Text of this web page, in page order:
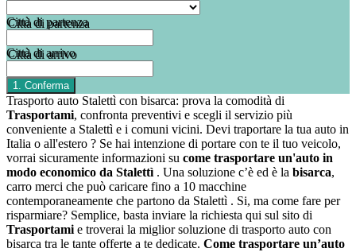
Città di partenza
Città di arrivo
Trasporto auto Stalettì con bisarca: prova la comodità di
Trasportami, confronta preventivi e scegli il servizio più
conveniente a Stalettì e i comuni vicini. Devi traportare la tua auto in
Italia o all'estero ? Se hai intenzione di portare con te il tuo veicolo,
vorrai sicuramente informazioni su come trasportare un'auto in
modo economico da Stalettì . Una soluzione c’è ed è la bisarca,
carro merci che può caricare fino a 10 macchine
contemporaneamente che partono da Stalettì . Si, ma come fare per
risparmiare? Semplice, basta inviare la richiesta qui sul sito di
Trasportami e troverai la miglior soluzione di trasporto auto con
bisarca tra le tante offerte a te dedicate. Come trasportare un’auto